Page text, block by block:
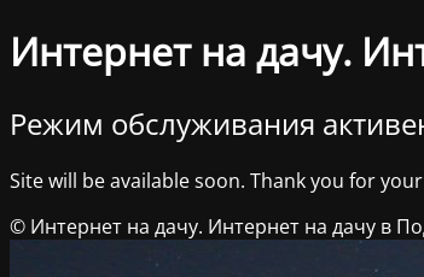
Интернет на дачу.
Режим обслуживания
Site will be available soon. Thank you for
© Интернет на дачу. Интернет на дачу в